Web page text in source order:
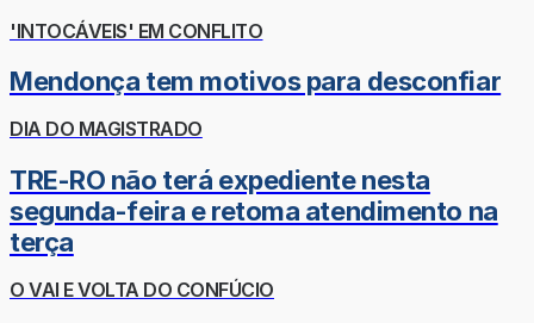
'INTOCÁVEIS' EM CONFLITO
Mendonça tem motivos para desconfiar
DIA DO MAGISTRADO
TRE-RO não terá expediente nesta
segunda-feira e retoma atendimento na
terça
O VAI E VOLTA DO CONFÚCIO